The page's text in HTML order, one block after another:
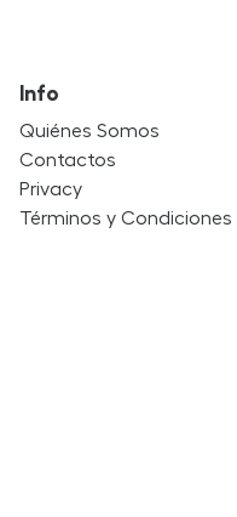
Info
Quiénes Somos
Contactos
Privacy
Términos y Condiciones